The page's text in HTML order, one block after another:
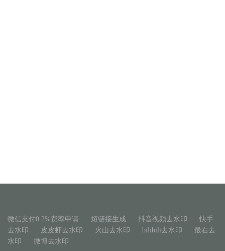
微信支付0.2%费率申请 短链接生成 抖音视频去水印
快手
去水印
皮皮虾去水印 火山去水印 bilibili去水印
最右去
水印
微博去水印